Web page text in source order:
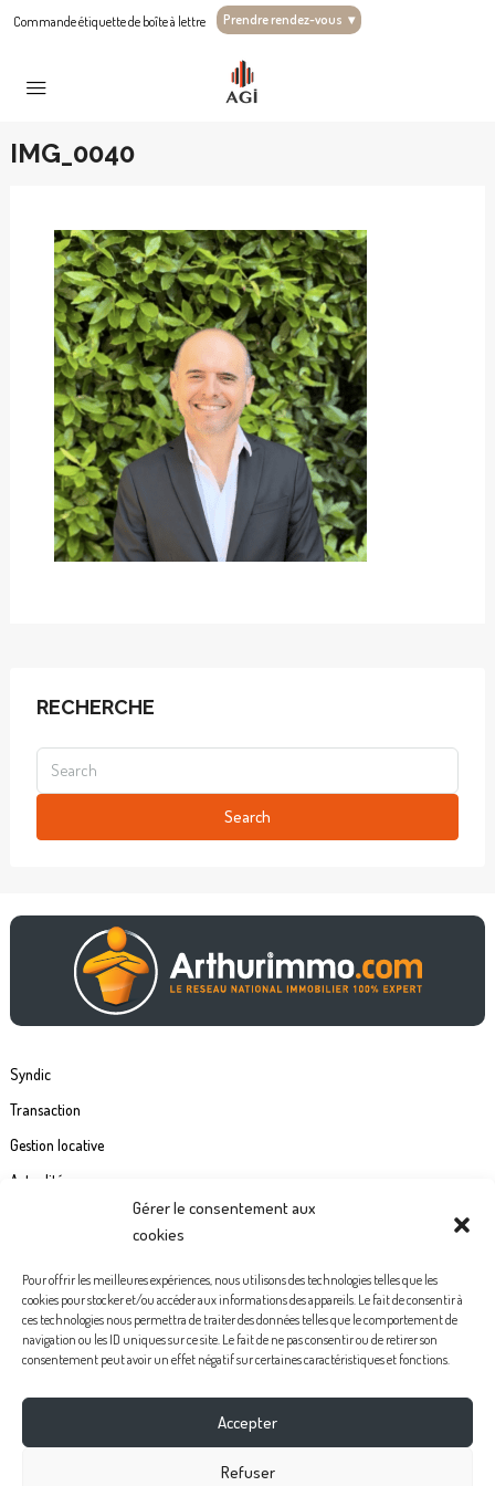
Gérer le consentement aux
cookies
Pour offrir les meilleures expériences, nous utilisons des technologies telles que les
cookies pour stocker et/ou accéder aux informations des appareils. Le fait de consentir à
ces technologies nous permettra de traiter des données telles que le comportement de
navigation ou les ID uniques sur ce site. Le fait de ne pas consentir ou de retirer son
consentement peut avoir un effet négatif sur certaines caractéristiques et fonctions.
Accepter
Refuser
Commande étiquette de boîte à lettre Prendre rendez-vous ▾
IMG_0040
RECHERCHE
Search
Syndic
Transaction
Gestion locative
Actualités
Politiques de confidentialité
Mentions légales
Instagram